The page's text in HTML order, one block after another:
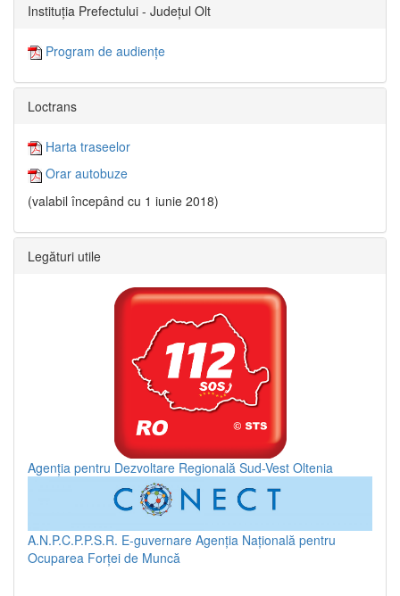
Instituția Prefectului - Județul Olt
Program de audiențe
Loctrans
Harta traseelor
Orar autobuze
(valabil începând cu 1 iunie 2018)
Legături utile
Agenția pentru Dezvoltare Regională Sud-Vest Oltenia
A.N.P.C.P.P.S.R. E-guvernare Agenția Națională pentru
Ocuparea Forței de Muncă